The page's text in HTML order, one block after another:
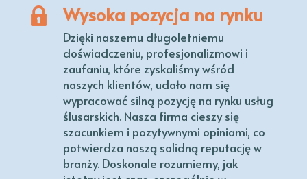
Wysoka pozycja na rynku
Dzięki naszemu długoletniemu
doświadczeniu, profesjonalizmowi i
zaufaniu, które zyskaliśmy wśród
naszych klientów, udało nam się
wypracować silną pozycję na rynku usług
ślusarskich. Nasza firma cieszy się
szacunkiem i pozytywnymi opiniami, co
potwierdza naszą solidną reputację w
branży. Doskonale rozumiemy, jak